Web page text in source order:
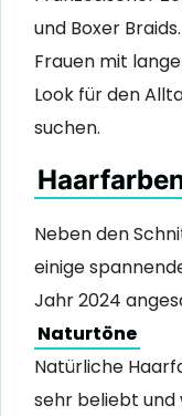
und Boxer
Frauen mit
Look für den
suchen.
Neben den
einige
Jahr 2024
Naturtöne
Natürliche
sehr beliebt und